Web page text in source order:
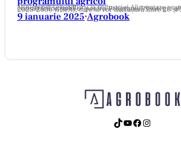
Ministerul Agriculturii și Industriei Alimentare anunță desfășurarea consultărilor publice pentru Programul Strategic al Politicii Agricole 2025-2030
9 ianuarie 2025•Agrobook
TikTok YouTube Facebook Instagram